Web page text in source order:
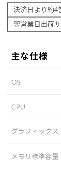
決済日より約4
翌営業日出荷
主な仕様
OS
CPU
グラフィックス
メモリ標準容量